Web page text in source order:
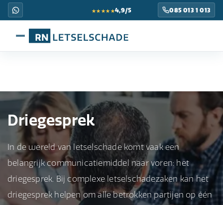
★★★★★4,9/5 085 013 1 013
Driegesprek
In de wereld van letselschade komt vaak een
belangrijk communicatiemiddel naar voren: het
driegesprek. Bij complexe letselschadezaken kan het
driegesprek helpen om alle betrokken partijen op één